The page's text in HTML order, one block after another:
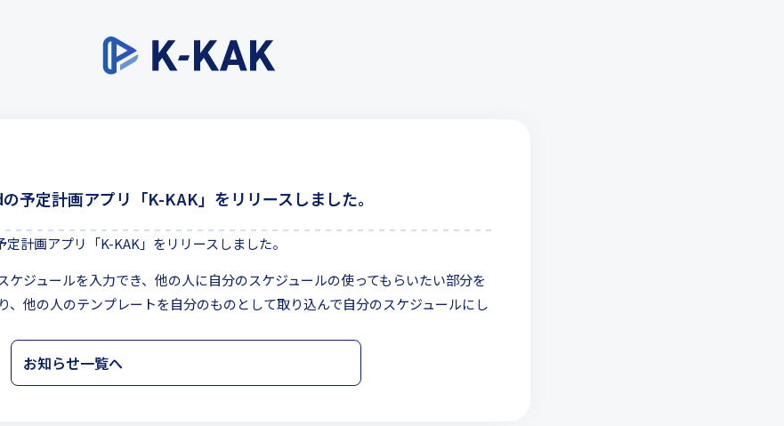
予定計画アプリ「K-KAK」をリリースしました。
計画アプリ「K-KAK」をリリースしました。
ケジュールを入力でき、他の人に自分のスケジュールの使ってもらいたい部分を
、他の人のテンプレートを自分のものとして取り込んで自分のスケジュールにし
お知らせ一覧へ